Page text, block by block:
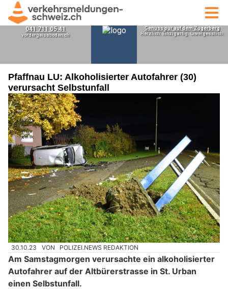
Pfaffnau LU: Alkoholisierter Autofahrer (30)
verursacht Selbstunfall
30.10.23 VON POLIZEI.NEWS REDAKTION
Am Samstagmorgen verursachte ein alkoholisierter
Autofahrer auf der Altbürerstrasse in St. Urban
einen Selbstunfall.